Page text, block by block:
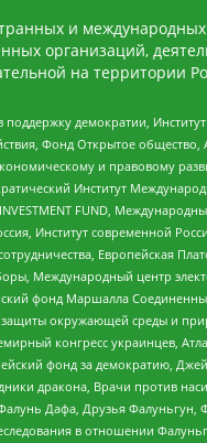
и международных
организаций,
на территории
демократии,
Фонд Открытое общество,
и правовому
Институт
INVESTMENT FUND,
Институт современной
Европейская
Международный центр
фонд Маршалла
окружающей среды и
конгресс украинцев,
фонд за демократию,
дракона, Врачи против
Дафа, Друзья Фалуньгун,
в отношении